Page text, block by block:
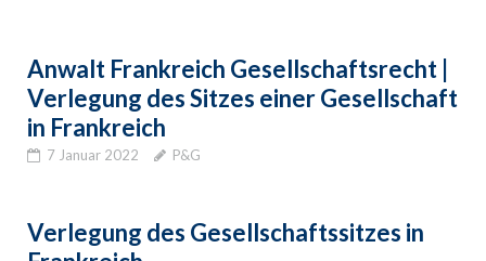
Anwalt Frankreich Gesellschaftsrecht |
Verlegung des Sitzes einer Gesellschaft
in Frankreich
7 Januar 2022 P&G
Verlegung des Gesellschaftssitzes in